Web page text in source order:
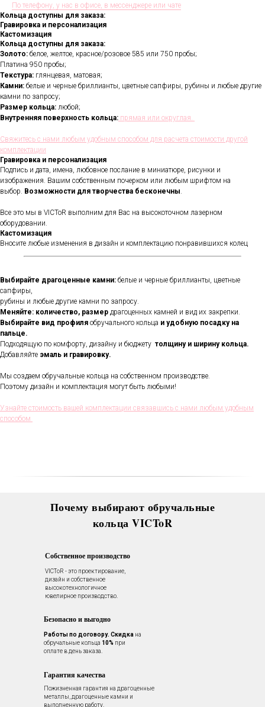
По телефону, у нас в офисе, в мессенджере или чате
Кольца доступны для заказа:
Гравировка и персонализация
Кастомизация
Кольца доступны для заказа:
Золото: белое, желтое, красное/розовое 585 или 750 пробы;
Платина 950 пробы;
Текстура: глянцевая, матовая;
Камни: белые и черные бриллианты, цветные сапфиры, рубины и любые другие
камни по запросу;
Размер кольца: любой;
Внутренняя поверхность кольца: прямая или округлая.
Свяжитесь с нами любым удобным способом для расчета стоимости другой
комплектации
Гравировка и персонализация
Подпись и дата, имена, любовное послание в миниатюре, рисунки и
изображения. Вашим собственным почерком или любым шрифтом на
выбор. Возможности для творчества бесконечны.
Все это мы в VICToR выполним для Вас на высокоточном лазерном
оборудовании.
Кастомизация
Вносите любые изменения в дизайн и комплектацию понравившихся колец
Выбирайте драгоценные камни: белые и черные бриллианты, цветные
сапфиры,
рубины и любые другие камни по запросу.
Меняйте: количество, размер драгоценных камней и вид их закрепки.
Выбирайте вид профиля обручального кольца и удобную посадку на
пальце.
Подходящую по комфорту, дизайну и бюджету толщину и ширину кольца.
Добавляйте эмаль и гравировку.
Мы создаем обручальные кольца на собственном производстве.
Поэтому дизайн и комплектация могут быть любыми!
Узнайте стоимость вашей комплектации связавшись с нами любым удобным
способом
VICToR - это проектирование,
дизайн и собственное
высокотехнологичное
ювелирное производство.
Работы по договору. Скидка на
обручальные кольца 10% при
оплате в день заказа.
Собственное производство
Безопасно и выгодно
Гарантия качества
Пожизненная гарантия на драгоценные
металлы, драгоценные камни и
выполненную работу.
Почему выбирают обручальные
кольца VICToR
В течении всего срока службы
обручальных колец, мы будем
чистка, полировка, изменение